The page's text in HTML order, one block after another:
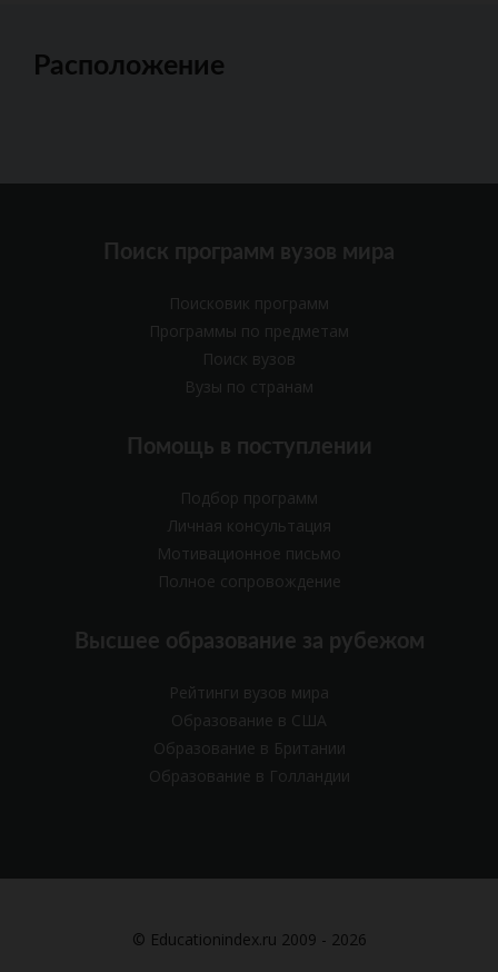
Расположение
Поиск программ вузов мира
Поисковик программ
Программы по предметам
Поиск вузов
Вузы по странам
Помощь в поступлении
Подбор программ
Личная консультация
Мотивационное письмо
Полное сопровождение
Высшее образование за рубежом
Рейтинги вузов мира
Образование в США
Образование в Британии
Образование в Голландии
© Educationindex.ru 2009 - 2026